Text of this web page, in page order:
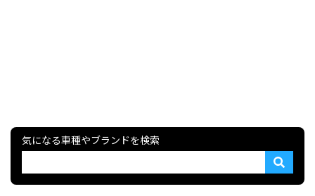
気になる車種やブランドを検索